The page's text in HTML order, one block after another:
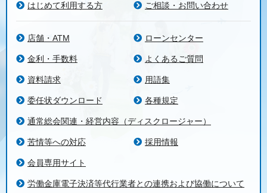
はじめて利用する方 ご相談・お問い合わせ
店舗・ATM ローンセンター
金利・手数料 よくあるご質問
資料請求 用語集
委任状ダウンロード 各種規定
通常総会関連・経営内容（ディスクロージャー）
苦情等への対応 採用情報
会員専用サイト
労働金庫電子決済等代行業者との連携および協働について